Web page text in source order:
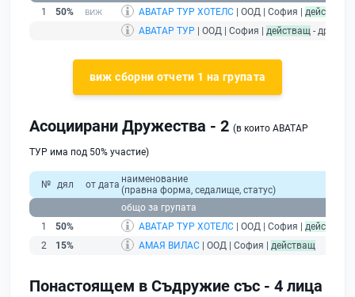
1
50% АВАТАР ТУР ХОТЕЛС | ООД | София | действащ
АВАТАР ТУР | ООД | София | действащ -
виж сборни отчети 1 на групата
Асоциирани Дружества - 2 (в които АВАТАР
ТУР има под 50% участие)
№ дял от дата наименование
(правна форма, седалище, статус)
общо за групата
1
50% АВАТАР ТУР ХОТЕЛС | ООД | София | действащ
2
15% АМАЯ ВИЛАС | ООД | София | действащ
Понастоящем в Съдружие със - 4 лица